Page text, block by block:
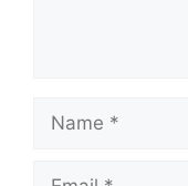
Name
Email